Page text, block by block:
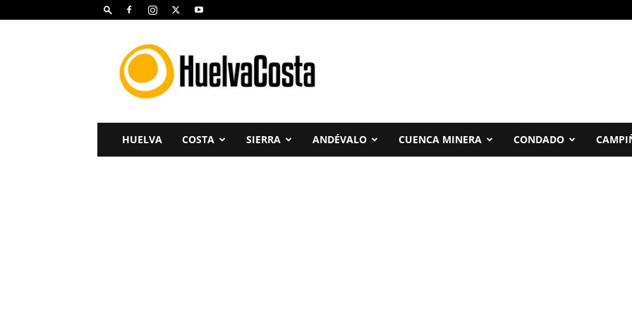
Huelva
Costa
HUELVA COSTA SIERRA ANDÉVALO CUENCA MINERA CONDADO